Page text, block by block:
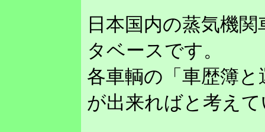
日本国内の蒸気機
タベースです。
各車輌の「車歴簿
が出来ればと考え